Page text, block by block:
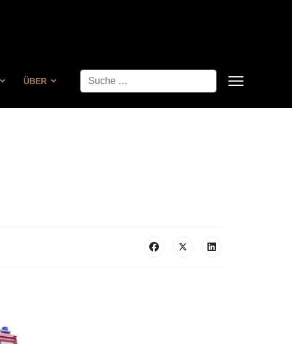
ÜBER Suchen